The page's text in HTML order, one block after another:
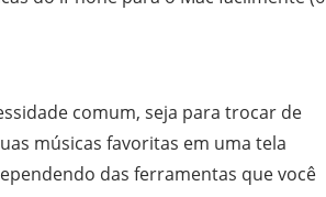
comum, seja para trocar de
músicas favoritas em uma tela
das ferramentas que você